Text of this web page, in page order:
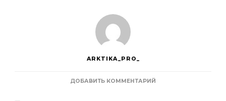
ARKTIKA_PRO_
ДОБАВИТЬ КОММЕНТАРИЙ